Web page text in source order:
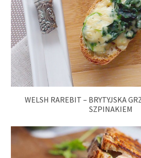
WELSH RAREBIT – BRYTYJSKA
SZPINAKIEM